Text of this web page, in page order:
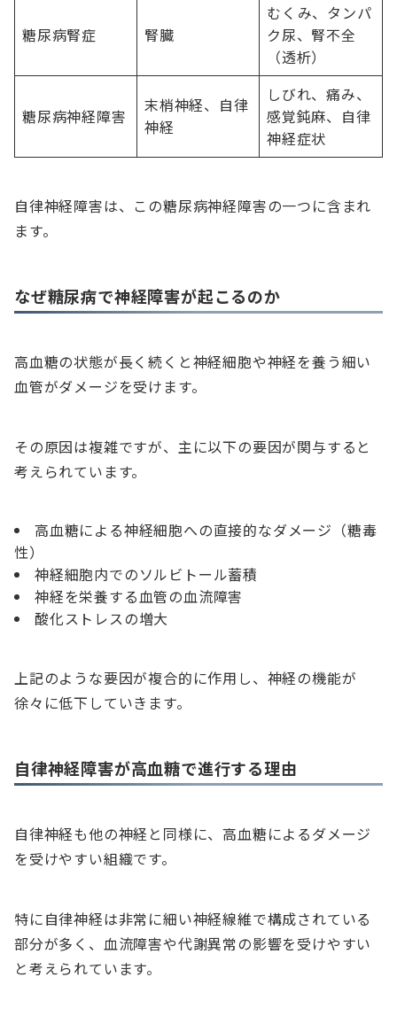
糖尿病腎症 腎臓
むくみ、タンパ
ク尿、腎不全
（透析）
糖尿病神経障害
末梢神経、自律
神経
しびれ、痛み、
感覚鈍麻、自律
神経症状
自律神経障害は、この糖尿病神経障害の一つに含まれ
ます。
なぜ糖尿病で神経障害が起こるのか
高血糖の状態が長く続くと神経細胞や神経を養う細い
血管がダメージを受けます。
その原因は複雑ですが、主に以下の要因が関与すると
考えられています。
高血糖による神経細胞への直接的なダメージ（糖毒
性）
神経細胞内でのソルビトール蓄積
神経を栄養する血管の血流障害
酸化ストレスの増大
上記のような要因が複合的に作用し、神経の機能が
徐々に低下していきます。
自律神経障害が高血糖で進行する理由
自律神経も他の神経と同様に、高血糖によるダメージ
を受けやすい組織です。
特に自律神経は非常に細い神経線維で構成されている
部分が多く、血流障害や代謝異常の影響を受けやすい
と考えられています。